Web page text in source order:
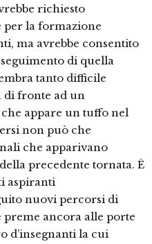
richiesto
per la formazione
ma avrebbe consentito
di quella
tanto difficile
di fronte ad un
appare un tuffo nel
non può che
che apparivano
precedente tornata. È
aspiranti
nuovi percorsi di
preme ancora alle porte
d’insegnanti la cui